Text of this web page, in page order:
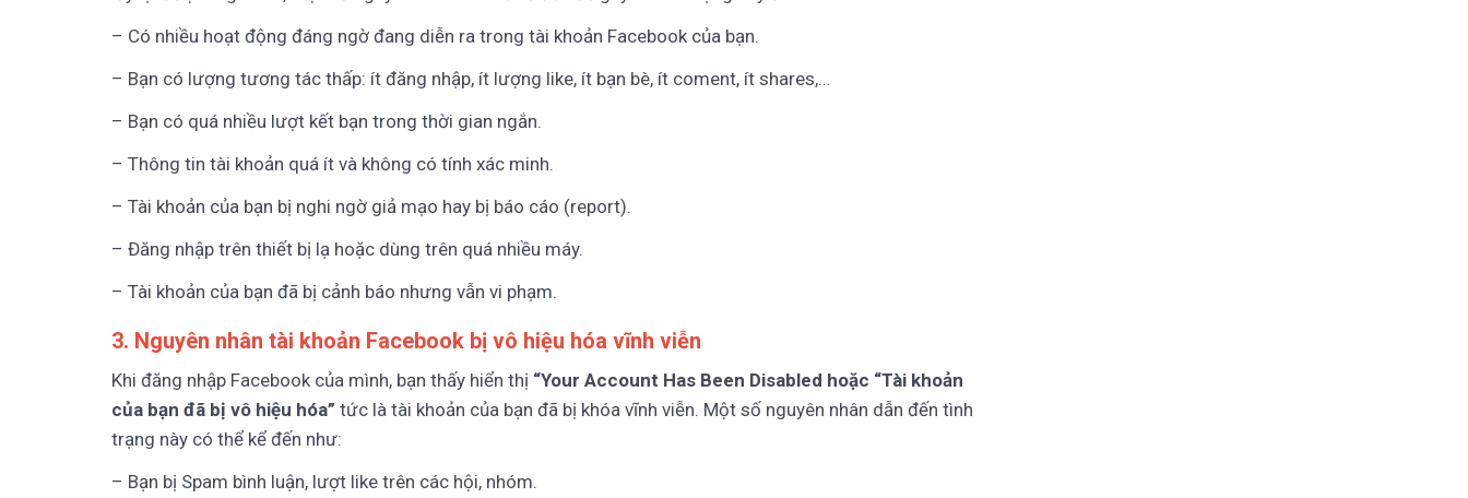
– Có nhiều hoạt động đáng ngờ đang diễn ra trong tài khoản Facebook của bạn.
– Bạn có lượng tương tác thấp: ít đăng nhập, ít lượng like, ít bạn bè, ít coment, ít shares,…
– Bạn có quá nhiều lượt kết bạn trong thời gian ngắn.
– Thông tin tài khoản quá ít và không có tính xác minh.
– Tài khoản của bạn bị nghi ngờ giả mạo hay bị báo cáo (report).
– Đăng nhập trên thiết bị lạ hoặc dùng trên quá nhiều máy.
– Tài khoản của bạn đã bị cảnh báo nhưng vẫn vi phạm.
3. Nguyên nhân tài khoản Facebook bị vô hiệu hóa vĩnh viễn
Khi đăng nhập Facebook của mình, bạn thấy hiển thị “Your Account Has Been Disabled hoặc “Tài khoản
của bạn đã bị vô hiệu hóa” tức là tài khoản của bạn đã bị khóa vĩnh viễn. Một số nguyên nhân dẫn đến tình
trạng này có thể kể đến như:
– Bạn bị Spam bình luận, lượt like trên các hội, nhóm.